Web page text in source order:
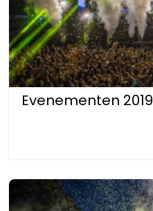
Evenementen 2019